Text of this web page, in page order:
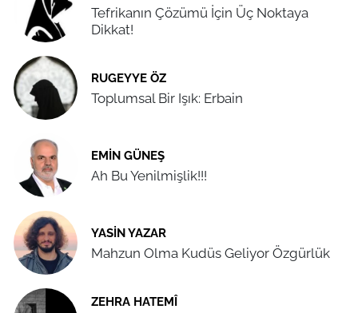
Tefrikanın Çözümü İçin Üç Noktaya
Dikkat!
RUGEYYE ÖZ
Toplumsal Bir Işık: Erbain
EMIN GÜNEŞ
Ah Bu Yenilmişlik!!!
YASIN YAZAR
Mahzun Olma Kudüs Geliyor Özgürlük
ZEHRA HATEMÎ